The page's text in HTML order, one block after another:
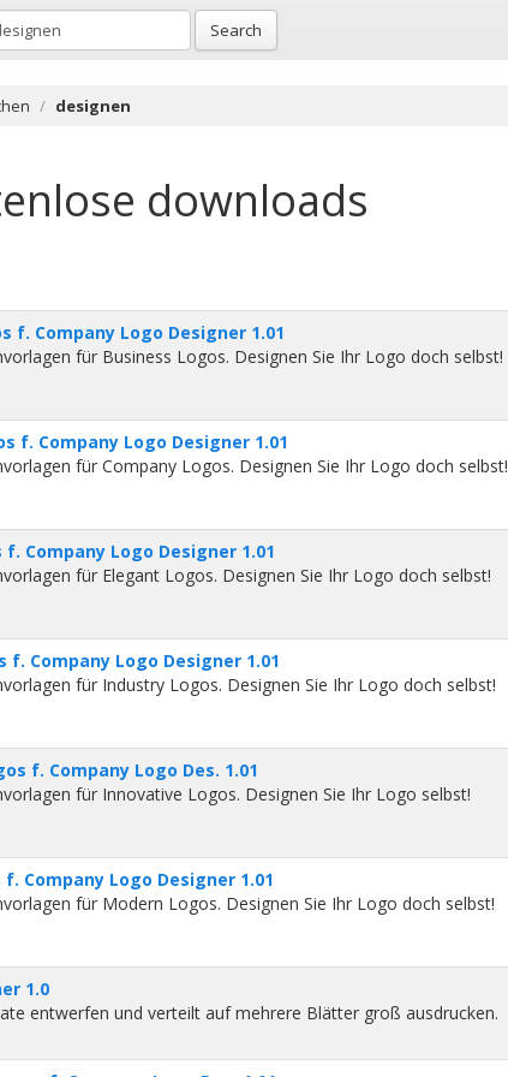
Search
designen
downloads
f. Company Logo Designer 1.01
für Business Logos. Designen Sie Ihr Logo doch selbst!
f. Company Logo Designer 1.01
für Company Logos. Designen Sie Ihr Logo doch selbst!
Company Logo Designer 1.01
für Elegant Logos. Designen Sie Ihr Logo doch selbst!
f. Company Logo Designer 1.01
für Industry Logos. Designen Sie Ihr Logo doch selbst!
f. Company Logo Des. 1.01
für Innovative Logos. Designen Sie Ihr Logo selbst!
Company Logo Designer 1.01
für Modern Logos. Designen Sie Ihr Logo doch selbst!
1.0
entwerfen und verteilt auf mehrere Blätter groß ausdrucken.